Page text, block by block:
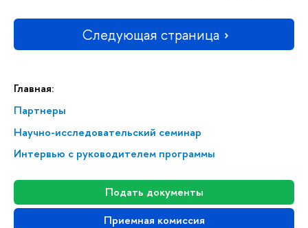
Главная:
Партнеры
Научно-исследовательский семинар
Интервью с руководителем программы
Подать документы
Приемная комиссия
Следующая страница